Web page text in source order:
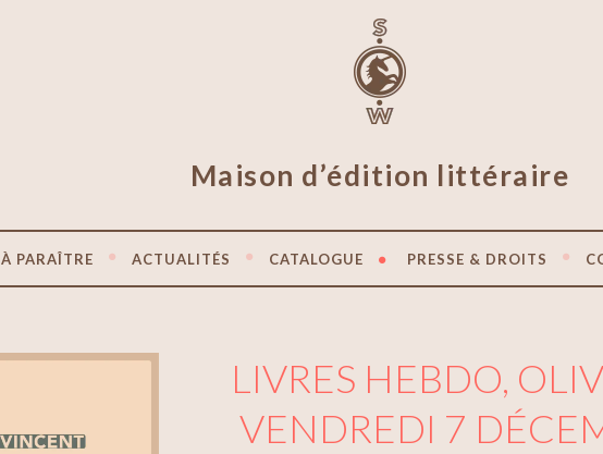
Maison d’édition littéraire
À PARAÎTRE ACTUALITÉS CATALOGUE PRESSE & DROITS
LIVRES HEBDO,
VENDREDI 7